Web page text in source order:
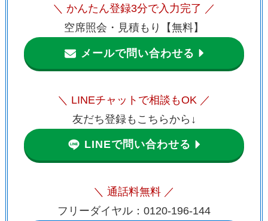
＼ かんたん登録3分で入力完了 ／
空席照会・見積もり【無料】
メールで問い合わせる
＼ LINEチャットで相談もOK ／
友だち登録もこちらから↓
LINEで問い合わせる
＼ 通話料無料 ／
フリーダイヤル：0120-196-144